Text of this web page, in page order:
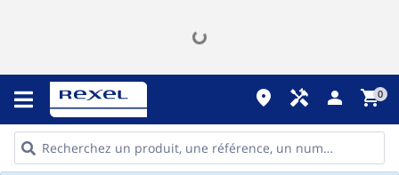
place handyman person shopping_cart0